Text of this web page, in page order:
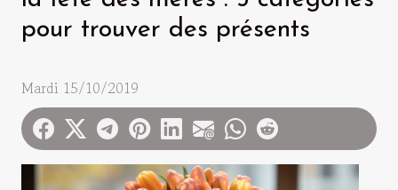
pour trouver des présents
Mardi 15/10/2019